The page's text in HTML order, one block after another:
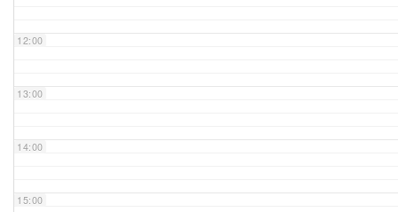
Unser Bijou
12:00
13:00
14:00
15:00